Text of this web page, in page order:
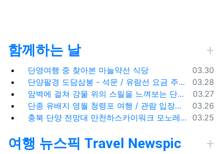
함께하는 날
등록일
03.30
단영여행 중 찾아본 마늘약선 식당
등록일
03.28
단양팔경 도담삼봉 - 석문 / 유람선 요금 주차비
등록일
03.27
암벽에 걸쳐 강물 위의 스릴을 느껴보는 단양 잔도길
등록일
03.26
단종 유배지 영월 청령포 여행 / 관람 입장료 주차장
등록일
03.25
충북 단양 전망대 만천하스카이워크 모노레일 주차장 여행코스
여행 뉴스픽 Travel Newspic